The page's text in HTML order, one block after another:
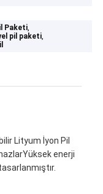
Paketi,
pil paketi,
Lityum İyon Pil
enerji